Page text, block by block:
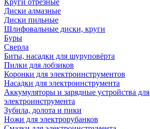
Круги отрезные
Диски алмазные
Диски пильные
Шлифовальные диски, круги
Буры
Сверла
Биты, насадки для шуруповёрта
Пилки для лобзиков
Коронки для электроинструментов
Насадки для электроинструмента
Аккумуляторы и зарядные устройства для
электроинструмента
Зубила, долота и пики
Ножи для электрорубанков